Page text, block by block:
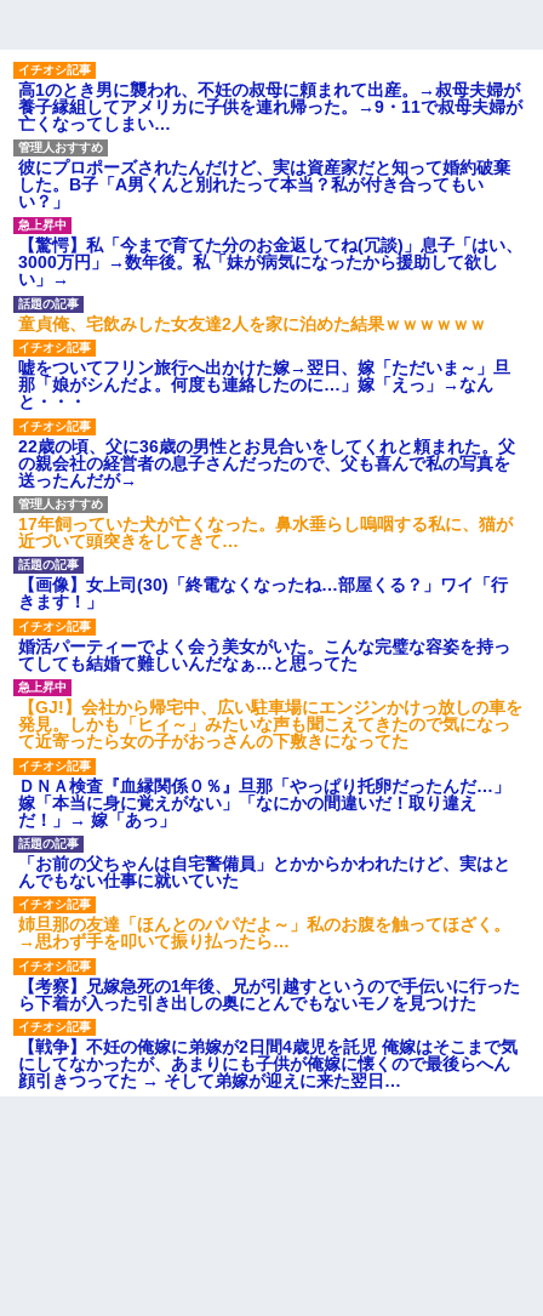
こに金庫があったから、開けて
みようとしただけ☆』義兄「泥
は出てけ！二度と来るな！」結
果・・・
私「初めて飲む味だけどなん
のお茶？」彼「ちっ！」私「」
【GIF】JSのカンチョーワロ
タ
後続車にクラクションを鳴ら
され彼氏が逆切れ。「何クラク
ション鳴らしてんだ！降りてこ
いよ！」と怒鳴りだし...
【衝撃】報酬100万円超の治験
募集がこちらｗｗｗｗｗ(※画像
あり)
【ネット騒然】惨殺されたタ
ワマン頂き女子のこの動画、す
げえええええｗｗｗｗｗｗｗｗ
ｗｗｗ
【愕然】白のクラウン俺氏、
高速道路左車線を制限速度で走
った結果wwwwwwwwwwww
百年の恋12-899 食べた量を
張り合ってくる
【悲報】佐藤輝明・・・２軍
でも盛大にやらかす←あまり悲
しませないでくれ
高1のとき男に襲われ、不妊の叔母に頼まれて出産。→叔母夫婦が
養子縁組してアメリカに子供を連れ帰った。→9・11で叔母夫婦が
亡くなってしまい…
彼にプロポーズされたんだけど、実は資産家だと知って婚約破棄
した。B子「A男くんと別れたって本当？私が付き合ってもい
い？」
【驚愕】私「今まで育てた分のお金返してね(冗談)」息子「はい、
3000万円」→数年後。私「妹が病気になったから援助して欲し
い」→
童貞俺、宅飲みした女友達2人を家に泊めた結果ｗｗｗｗｗｗ
嘘をついてフリン旅行へ出かけた嫁→翌日、嫁「ただいま～」旦
那「娘がシんだよ。何度も連絡したのに…」嫁「えっ」→なん
と・・・
22歳の頃、父に36歳の男性とお見合いをしてくれと頼まれた。父
の親会社の経営者の息子さんだったので、父も喜んで私の写真を
送ったんだが→
17年飼っていた犬が亡くなった。鼻水垂らし嗚咽する私に、猫が
近づいて頭突きをしてきて…
【画像】女上司(30)「終電なくなったね…部屋くる？」ワイ「行
きます！」
婚活パーティーでよく会う美女がいた。こんな完璧な容姿を持っ
てしても結婚て難しいんだなぁ…と思ってた
【GJ!】会社から帰宅中、広い駐車場にエンジンかけっ放しの車を
発見。しかも「ヒィ～」みたいな声も聞こえてきたので気になっ
て近寄ったら女の子がおっさんの下敷きになってた
ＤＮＡ検査『血縁関係０％』旦那「やっぱり托卵だったんだ…」
嫁「本当に身に覚えがない」「なにかの間違いだ！取り違え
だ！」→ 嫁「あっ」
「お前の父ちゃんは自宅警備員」とかからかわれたけど、実はと
んでもない仕事に就いていた
姉旦那の友達「ほんとのパパだよ～」私のお腹を触ってほざく。
→思わず手を叩いて振り払ったら…
【考察】兄嫁急死の1年後、兄が引越すというので手伝いに行った
ら下着が入った引き出しの奥にとんでもないモノを見つけた
【戦争】不妊の俺嫁に弟嫁が2日間4歳児を託児 俺嫁はそこまで気
にしてなかったが、あまりにも子供が俺嫁に懐くので最後らへん
顔引きつってた → そして弟嫁が迎えに来た翌日…